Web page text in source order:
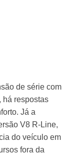
de série com
há respostas
Já a
V8 R-Line,
do veículo em
fora da